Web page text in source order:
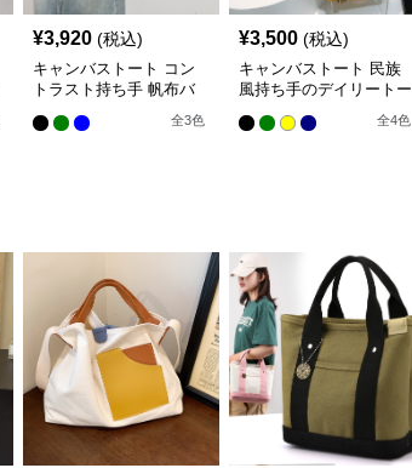
¥3,920 (税込)
キャンバストート コン
トラスト持ち手 帆布バ
全3色
¥3,500 (税込)
キャンバストート 民族
風持ち手のデイリートー
全4色